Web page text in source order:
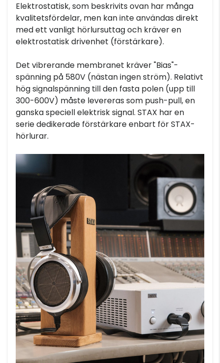
Elektrostatisk, som beskrivits ovan har många
kvalitetsfördelar, men kan inte användas direkt
med ett vanligt hörlursuttag och kräver en
elektrostatisk drivenhet (förstärkare).
Det vibrerande membranet kräver "Bias"-
spänning på 580V (nästan ingen ström). Relativt
hög signalspänning till den fasta polen (upp till
300-600V) måste levereras som push-pull, en
ganska speciell elektrisk signal. STAX har en
serie dedikerade förstärkare enbart för STAX-
hörlurar.